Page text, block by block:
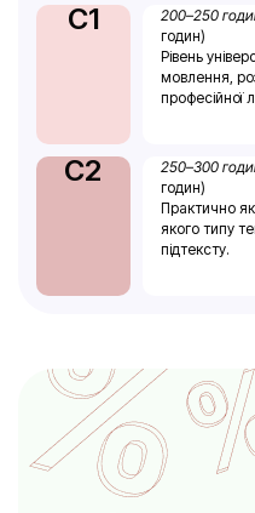
C1 200–250
годин)
Рівень
мовлення,
професійної
C2 250–300
годин)
Практично
якого типу
підтексту.